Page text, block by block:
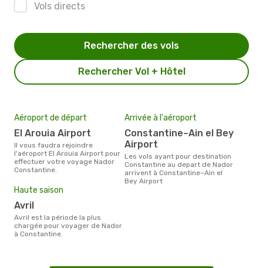
Vols directs
Rechercher Vol + Hôtel
Rechercher des vols
Aéroport de départ
El Arouia Airport
Il vous faudra rejoindre
l'aéroport El Arouia Airport pour
effectuer votre voyage Nador
Constantine.
Arrivée à l'aéroport
Constantine–Ain el Bey
Airport
Les vols ayant pour destination
Constantine au depart de Nador
arrivent à Constantine–Ain el
Bey Airport
Haute saison
avril
avril est la période la plus
chargée pour voyager de Nador
à Constantine.